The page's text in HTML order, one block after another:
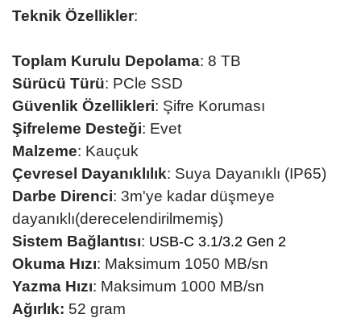
Teknik Özellikler:
Toplam Kurulu Depolama: 8 TB
Sürücü Türü: PCle SSD
Güvenlik Özellikleri: Şifre Koruması
Şifreleme Desteği: Evet
Malzeme: Kauçuk
Çevresel Dayanıklılık: Suya Dayanıklı (IP65)
Darbe Direnci: 3m'ye kadar düşmeye
dayanıklı(derecelendirilmemiş)
Sistem Bağlantısı: USB-C 3.1/3.2 Gen 2
Okuma Hızı: Maksimum 1050 MB/sn
Yazma Hızı: Maksimum 1000 MB/sn
Ağırlık: 52 gram